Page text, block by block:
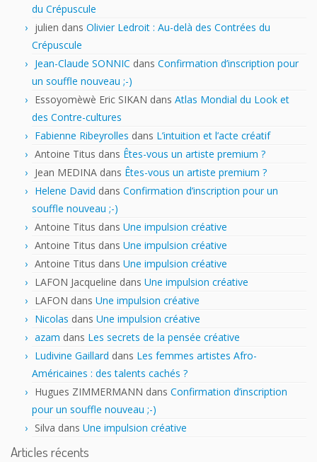
du Crépuscule
julien dans Olivier Ledroit : Au-delà des Contrées du
Crépuscule
Jean-Claude SONNIC dans Confirmation d’inscription pour
un souffle nouveau ;-)
Essoyomèwè Eric SIKAN dans Atlas Mondial du Look et
des Contre-cultures
Fabienne Ribeyrolles dans L’intuition et l’acte créatif
Antoine Titus dans Êtes-vous un artiste premium ?
Jean MEDINA dans Êtes-vous un artiste premium ?
Helene David dans Confirmation d’inscription pour un
souffle nouveau ;-)
Antoine Titus dans Une impulsion créative
Antoine Titus dans Une impulsion créative
Antoine Titus dans Une impulsion créative
LAFON Jacqueline dans Une impulsion créative
LAFON dans Une impulsion créative
Nicolas dans Une impulsion créative
azam dans Les secrets de la pensée créative
Ludivine Gaillard dans Les femmes artistes Afro-
Américaines : des talents cachés ?
Hugues ZIMMERMANN dans Confirmation d’inscription
pour un souffle nouveau ;-)
Silva dans Une impulsion créative
Articles récents